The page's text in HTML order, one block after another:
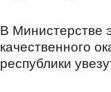
В Министерстве
качественного
республики